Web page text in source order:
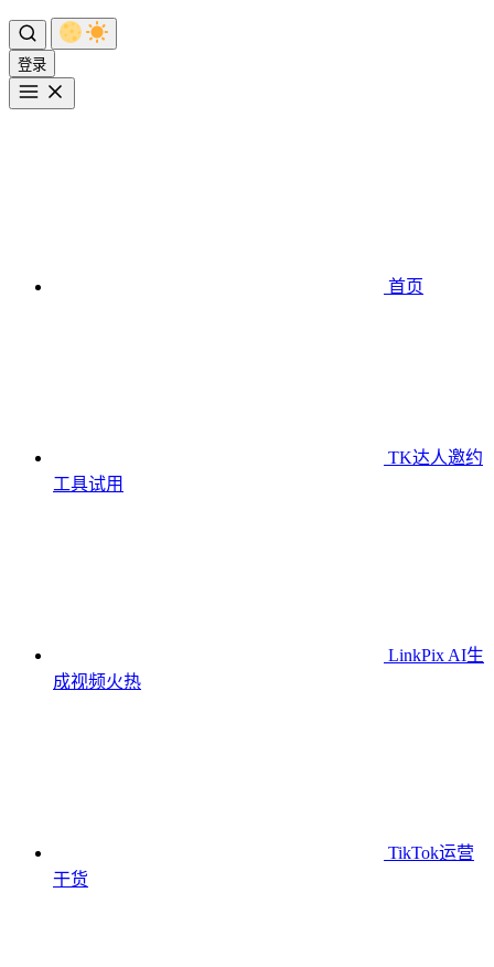
登录
首页
TK达人邀约
工具试用
LinkPix AI生
成视频火热
TikTok运营
干货